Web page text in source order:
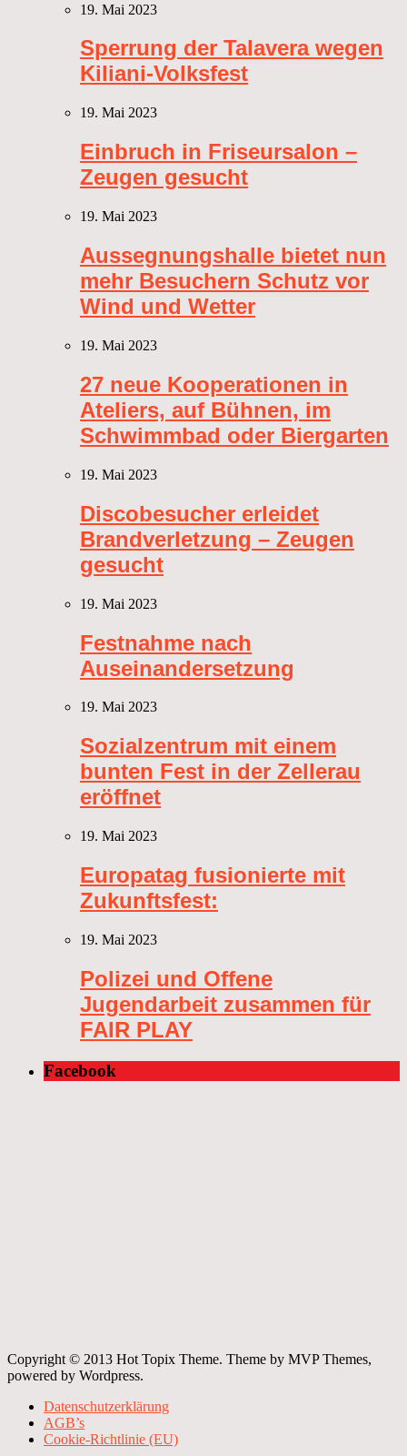
19. Mai 2023
Sperrung der Talavera wegen
Kiliani-Volksfest
19. Mai 2023
Einbruch in Friseursalon –
Zeugen gesucht
19. Mai 2023
Aussegnungshalle bietet nun
mehr Besuchern Schutz vor
Wind und Wetter
19. Mai 2023
27 neue Kooperationen in
Ateliers, auf Bühnen, im
Schwimmbad oder Biergarten
19. Mai 2023
Discobesucher erleidet
Brandverletzung – Zeugen
gesucht
19. Mai 2023
Festnahme nach
Auseinandersetzung
19. Mai 2023
Sozialzentrum mit einem
bunten Fest in der Zellerau
eröffnet
19. Mai 2023
Europatag fusionierte mit
Zukunftsfest:
19. Mai 2023
Polizei und Offene
Jugendarbeit zusammen für
FAIR PLAY
Facebook
Copyright © 2013 Hot Topix Theme. Theme by MVP Themes,
powered by Wordpress.
Datenschutzerklärung
AGB’s
Cookie-Richtlinie (EU)